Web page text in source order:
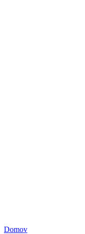
Domov